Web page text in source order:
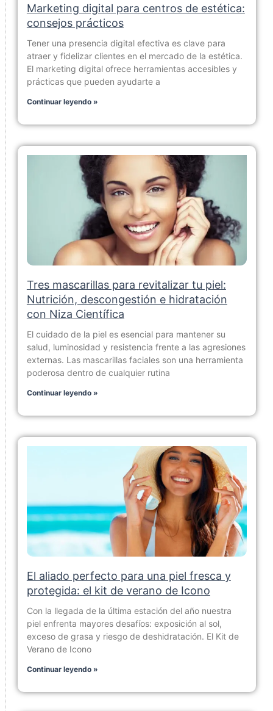
Marketing digital para centros de estética:
consejos prácticos
Tener una presencia digital efectiva es clave para
atraer y fidelizar clientes en el mercado de la estética.
El marketing digital ofrece herramientas accesibles y
prácticas que pueden ayudarte a
Continuar leyendo »
Tres mascarillas para revitalizar tu piel:
Nutrición, descongestión e hidratación
con Niza Científica
El cuidado de la piel es esencial para mantener su
salud, luminosidad y resistencia frente a las agresiones
externas. Las mascarillas faciales son una herramienta
poderosa dentro de cualquier rutina
Continuar leyendo »
El aliado perfecto para una piel fresca y
protegida: el kit de verano de Icono
Con la llegada de la última estación del año nuestra
piel enfrenta mayores desafíos: exposición al sol,
exceso de grasa y riesgo de deshidratación. El Kit de
Verano de Icono
Continuar leyendo »